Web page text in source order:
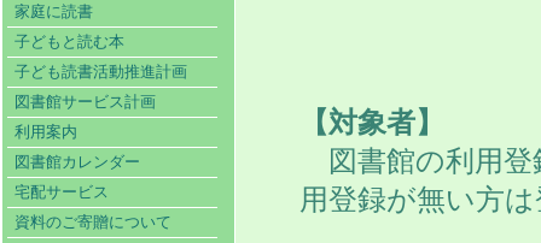
家庭に読書
子どもと読む本
子ども読書活動推進計画
図書館サービス計画
利用案内
図書館カレンダー
宅配サービス
資料のご寄贈について
【対象者】
図書館の利用登
用登録が無い方